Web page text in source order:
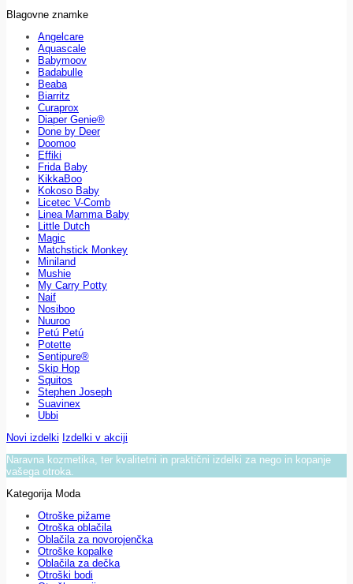
Blagovne znamke
Angelcare
Aquascale
Babymoov
Badabulle
Beaba
Biarritz
Curaprox
Diaper Genie®
Done by Deer
Doomoo
Effiki
Frida Baby
KikkaBoo
Kokoso Baby
Licetec V-Comb
Linea Mamma Baby
Little Dutch
Magic
Matchstick Monkey
Miniland
Mushie
My Carry Potty
Naif
Nosiboo
Nuuroo
Petú Petú
Potette
Sentipure®
Skip Hop
Squitos
Stephen Joseph
Suavinex
Ubbi
Novi izdelki Izdelki v akciji
Naravna kozmetika, ter kvalitetni in praktični izdelki za nego in kopanje
vašega otroka.
Kategorija Moda
Otroške pižame
Otroška oblačila
Oblačila za novorojenčka
Otroške kopalke
Oblačila za dečka
Otroški bodi